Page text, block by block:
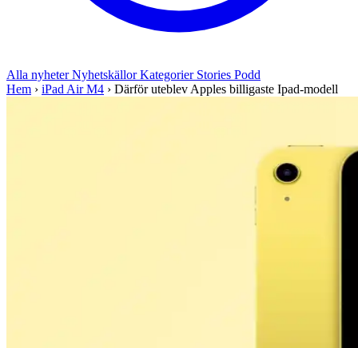
Alla nyheterNyhetskällorKategorier Stories Podd
Hem › iPad Air M4 › Därför uteblev Apples billigaste Ipad-modell